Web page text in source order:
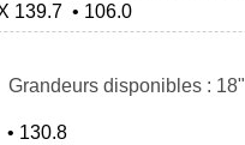
139.7 • 106.0
Grandeurs disponibles : 18"
130.8